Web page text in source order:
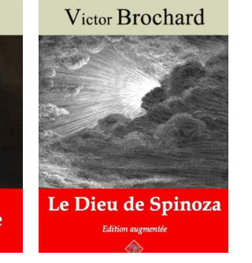
AJOUTER AU PANIER
/
DÉTAILS